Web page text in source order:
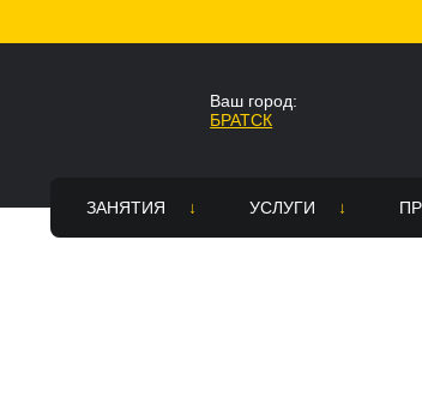
Ваш город:
БРАТСК
ЗАНЯТИЯ УСЛУГИ